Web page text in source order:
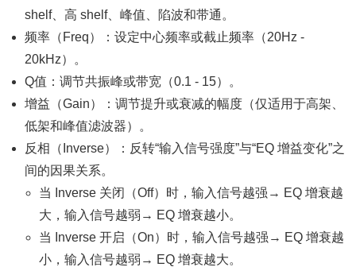
shelf、高 shelf、峰值、陷波和带通。
频率（Freq）：设定中心频率或截止频率（20Hz -
20kHz）。
Q值：调节共振峰或带宽（0.1 - 15）。
增益（Gain）：调节提升或衰减的幅度（仅适用于高架、
低架和峰值滤波器）。
反相（Inverse）：反转“输入信号强度”与“EQ 增益变化”之
间的因果关系。
当 Inverse 关闭（Off）时，输入信号越强→ EQ 增衰越
大，输入信号越弱→ EQ 增衰越小。
当 Inverse 开启（On）时，输入信号越强→ EQ 增衰越
小，输入信号越弱→ EQ 增衰越大。